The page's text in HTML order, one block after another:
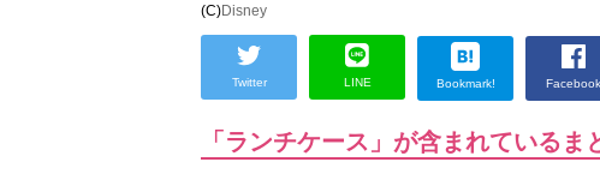
(C)Disney
Twitter LINE Bookmark! Facebook
「ランチケース」が含まれているま